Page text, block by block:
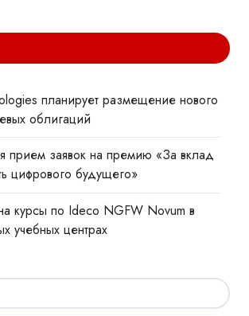
планирует размещение нового
облигаций
прием заявок на премию «За вклад
цифрового будущего»
курсы по Ideco NGFW Novum в
учебных центрах